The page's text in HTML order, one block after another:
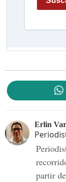
Erlin
partir